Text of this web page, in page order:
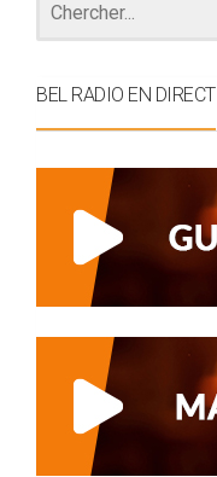
BEL RADIO EN DIRECT